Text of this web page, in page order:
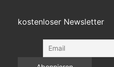
kostenloser Newsletter